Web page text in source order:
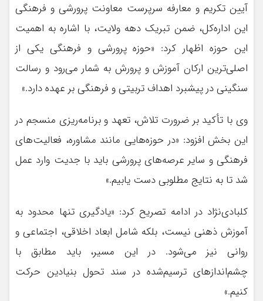
آیین تکریم و معارفه سرپرست معاونت پرورشی و فرهنگی
این اداره‌کل، ضمن تبریک دهه ولایت، با اشاره به اهمیت
این حوزه اظهار کرد: «حوزه پرورشی و فرهنگی یکی از
اصلی‌ترین ارکان آموزش و پرورش به شمار می‌رود و رسالت
سنگینی در پیشبرد اهداف تربیتی و فرهنگی بر عهده دارد.»
وی با تأکید بر ضرورت تلاش، تعهد و برنامه‌ریزی منسجم در
این بخش افزود: «در حوزه‌هایی مانند مشاوره، فعالیت‌های
فرهنگی و سایر عرصه‌های پرورشی باید با جدیت وارد عمل
شد تا به نتایج مطلوبی دست یابیم.»
کلبادی‌نژاد در ادامه تصریح کرد: «یادگیری تنها محدود به
آموزش ذهنی نیست، بلکه شامل ابعاد اخلاقی، اجتماعی و
روانی نیز می‌شود. در این مسیر، باید مطابق با
چشم‌اندازهای ترسیم‌شده در سند تحول بنیادین حرکت
کنیم.»